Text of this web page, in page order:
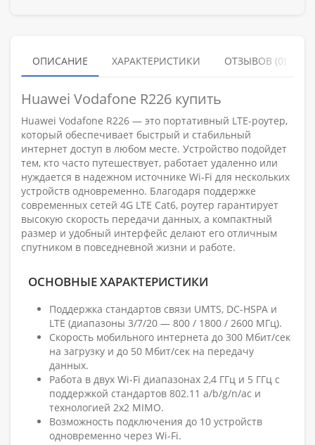
ОПИСАНИЕ ХАРАКТЕРИСТИКИ ОТЗЫВОВ (0)
Huawei Vodafone R226 купить
Huawei Vodafone R226 — это портативный LTE-роутер,
который обеспечивает быстрый и стабильный
интернет доступ в любом месте. Устройство подойдет
тем, кто часто путешествует, работает удаленно или
нуждается в надежном источнике Wi-Fi для нескольких
устройств одновременно. Благодаря поддержке
современных сетей 4G LTE Cat6, роутер гарантирует
высокую скорость передачи данных, а компактный
размер и удобный интерфейс делают его отличным
спутником в повседневной жизни и работе.
ОСНОВНЫЕ ХАРАКТЕРИСТИКИ
Поддержка стандартов связи UMTS, DC-HSPA и
LTE (диапазоны 3/7/20 — 800 / 1800 / 2600 МГц).
Скорость мобильного интернета до 300 Мбит/сек
на загрузку и до 50 Мбит/сек на передачу
данных.
Работа в двух Wi-Fi диапазонах 2,4 ГГц и 5 ГГц с
поддержкой стандартов 802.11 a/b/g/n/ac и
технологией 2x2 MIMO.
Возможность подключения до 10 устройств
одновременно через Wi-Fi.